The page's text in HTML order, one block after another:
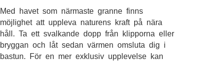
Med havet som närmaste granne finns
möjlighet att uppleva naturens kraft på nära
håll. Ta ett svalkande dopp från klipporna eller
bryggan och låt sedan värmen omsluta dig i
bastun. För en mer exklusiv upplevelse kan